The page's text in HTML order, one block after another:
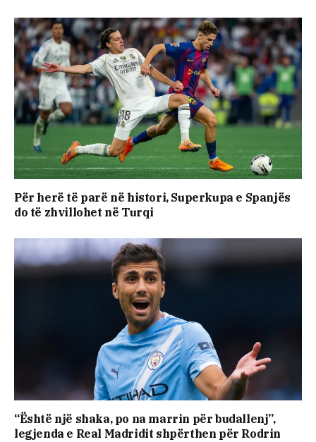
Për herë të parë në histori, Superkupa e Spanjës
do të zhvillohet në Turqi
“Është një shaka, po na marrin për budallenj”,
legjenda e Real Madridit shpërthen për Rodrin